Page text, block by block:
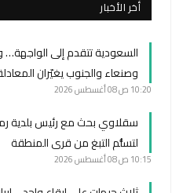
أخر الأخبار
السعودية تتقدم إلى
وصنعاء والجنوب يغيّران
10:20 ص 08 أغسطس 2026
سقلاوي بحث مع رئيس بلدية
لتسلُّم التبغ من قرى المنطقة
10:15 ص 08 أغسطس 2026